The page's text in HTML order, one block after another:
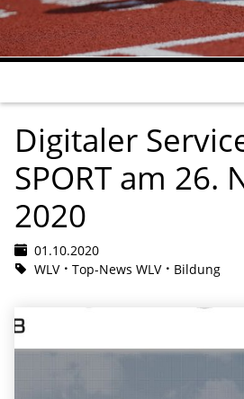
Digitaler
SPORT am 26.
2020
01.10.2020
WLV
Top-News WLV Bildung